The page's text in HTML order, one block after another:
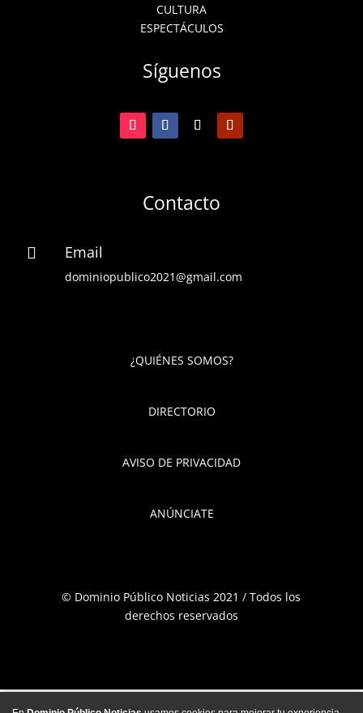
CULTURA
ESPECTÁCULOS
Síguenos
Contacto
 Email
dominiopublico2021@gmail.com
¿QUIÉNES SOMOS?
DIRECTORIO
AVISO DE PRIVACIDAD
ANÚNCIATE
© Dominio Público Noticias 2021 / Todos los
derechos reservados